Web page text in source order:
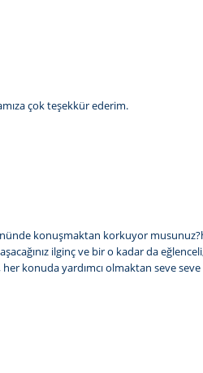
çok teşekkür ederim.
konuşmaktan korkuyor
ilginç ve bir o kadar da
konuda yardımcı olmaktan seve seve